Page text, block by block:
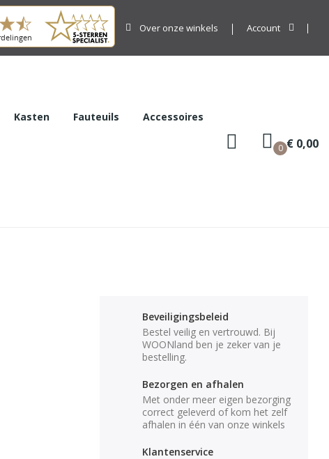
Over onze winkels Account
Kasten Fauteuils Accessoires
0 € 0,00
Beveiligingsbeleid
Bestel veilig en vertrouwd. Bij
WOONland ben je zeker van je
bestelling.
Bezorgen en afhalen
Met onder meer eigen bezorging
correct geleverd of kom het zelf
afhalen in één van onze winkels
Klantenservice